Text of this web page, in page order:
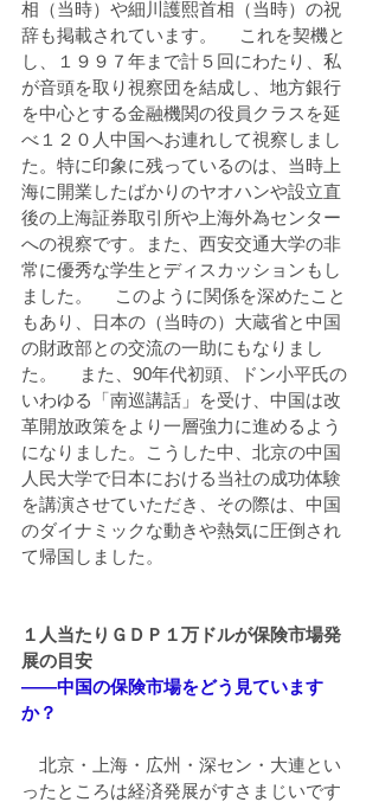
相（当時）や細川護熙首相（当時）の祝
辞も掲載されています。 　これを契機と
し、１９９７年まで計５回にわたり、私
が音頭を取り視察団を結成し、地方銀行
を中心とする金融機関の役員クラスを延
べ１２０人中国へお連れして視察しまし
た。特に印象に残っているのは、当時上
海に開業したばかりのヤオハンや設立直
後の上海証券取引所や上海外為センター
への視察です。また、西安交通大学の非
常に優秀な学生とディスカッションもし
ました。 　このように関係を深めたこと
もあり、日本の（当時の）大蔵省と中国
の財政部との交流の一助にもなりまし
た。 　また、90年代初頭、ドン小平氏の
いわゆる「南巡講話」を受け、中国は改
革開放政策をより一層強力に進めるよう
になりました。こうした中、北京の中国
人民大学で日本における当社の成功体験
を講演させていただき、その際は、中国
のダイナミックな動きや熱気に圧倒され
て帰国しました。
１人当たりＧＤＰ１万ドルが保険市場発
展の目安
――中国の保険市場をどう見ています
か？
北京・上海・広州・深セン・大連とい
ったところは経済発展がすさまじいです